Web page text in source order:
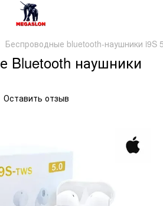
Беспроводные bluetooth-наушники i9S
Bluetooth наушники
Оставить отзыв